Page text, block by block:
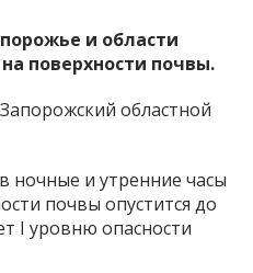
и области
поверхности почвы.
областной
ночные и утренние часы
почвы опустится до
I уровню опасности